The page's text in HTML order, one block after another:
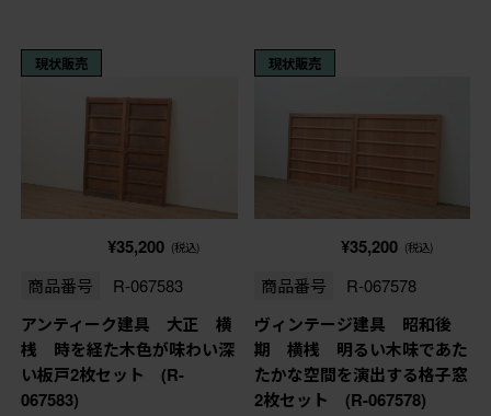
現状販売
¥35,200 (税込)
商品番号 R-067583
アンティーク建具 大正 横
桟 時を経た木色が味わい深
い板戸2枚セット (R-
067583)
現状販売
¥35,200 (税込)
商品番号 R-067578
ヴィンテージ建具 昭和後
期 横桟 明るい木味であた
たかな空間を演出する格子窓
2枚セット (R-067578)